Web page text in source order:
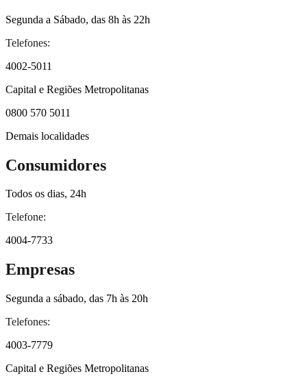
Segunda a Sábado, das 8h às 22h
Telefones:
4002-5011
Capital e Regiões Metropolitanas
0800 570 5011
Demais localidades
Consumidores
Todos os dias, 24h
Telefone:
4004-7733
Empresas
Segunda a sábado, das 7h às 20h
Telefones:
4003-7779
Capital e Regiões Metropolitanas